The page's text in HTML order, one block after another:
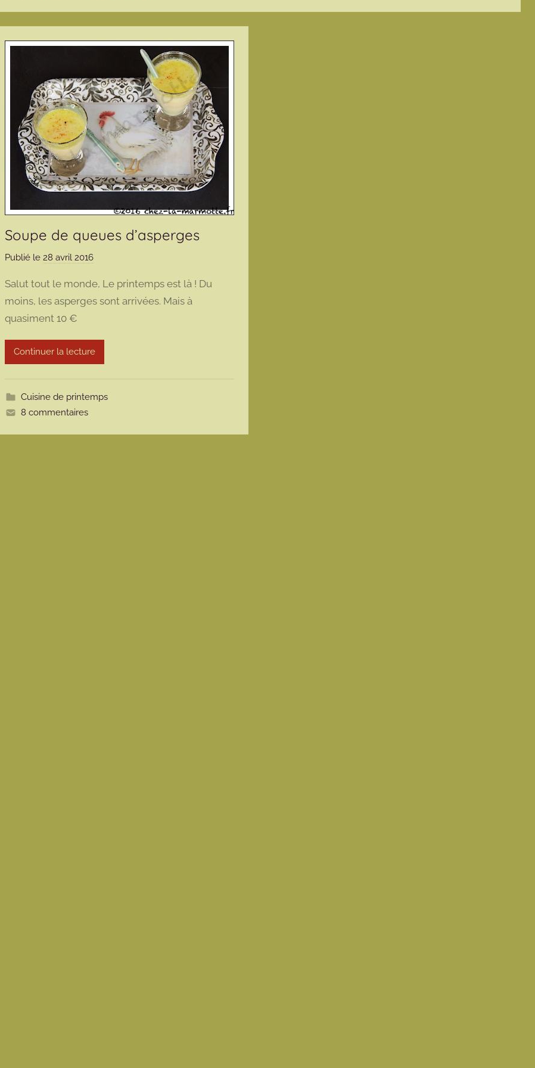
Soupe de queues d’asperges
Publié le 28 avril 2016p
r
m
m
o
t
Salut tout le monde, Le printemps est là ! Du
moins, les asperges sont arrivées. Mais à
quasiment 10 €
Continuer la lecture
Cuisine de printemps
8 commentaires